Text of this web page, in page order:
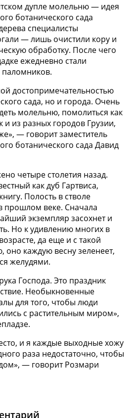
дупле молельню — идея
ботанического сада
специалисты
— лишь очистили кору и
обработку. После чего
ежедневно стали
паломников.
достопримечательностью
сада, но и города. Очень
молельню, помолиться как
и из разных городов Грузии,
— говорит заместитель
ботанического сада Давид
четыре столетия назад.
как дуб Гартвиса,
Полость в стволе
прошлом веке. Сначала
экземпляр засохнет и
Но к удивлению многих в
да еще и с такой
оно каждую весну зеленеет,
желудями.
Господа. Это праздник
Необыкновенные
для того, чтобы люди
с растительным миром»,
и я каждые выходные хожу
раза недостаточно, чтобы
— говорит Розмари